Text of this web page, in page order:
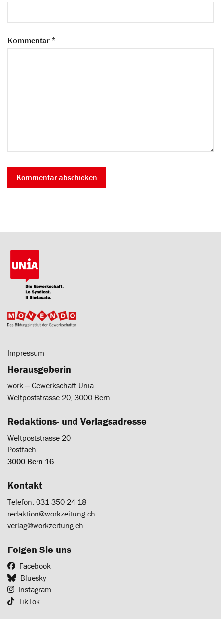
Kommentar*
Impressum
Herausgeberin
work ‒ Gewerkschaft Unia
Weltpoststrasse 20, 3000 Bern
Redaktions- und Verlagsadresse
Weltpoststrasse 20
Postfach
3000 Bern 16
Kontakt
Telefon: 031 350 24 18
redaktion@workzeitung.ch
verlag@workzeitung.ch
Folgen Sie uns
Facebook
Bluesky
Instagram
TikTok